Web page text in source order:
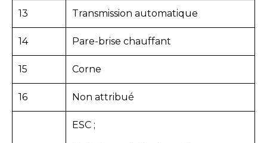
13 Transmission automatique
14 Pare-brise chauffant
15 Corne
16 Non attribué
ESC ;